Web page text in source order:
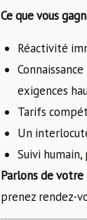
Ce que vous
Réactivité
exigences
Tarifs
Un
Suivi
Parlons de
prenez rendez-